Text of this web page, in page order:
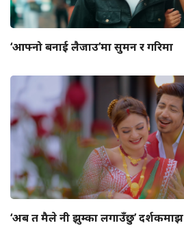
‘आफ्नो बनाई लैजाउ’मा सुमन र गरिमा
‘अब त मैले नी झुम्का लगाउँछु’ दर्शकमाझ